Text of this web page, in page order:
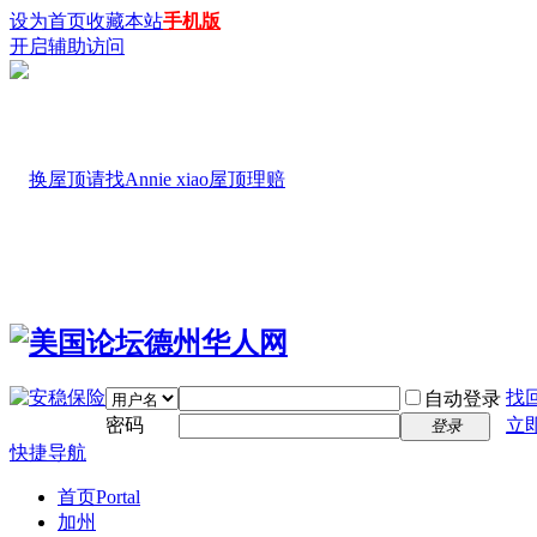
设为首页收藏本站手机版
开启辅助访问
自动登录 找
密码
登录
立
快捷导航
首页Portal
加州